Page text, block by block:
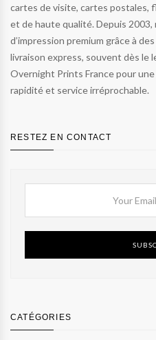
cartes de visite, cartes postales,
et de haute qualité. Depuis
d’impression premium grâce à
livraison express, souvent dès le
Overnight Prints France pour
rapidité et service irréprochable.
RESTEZ EN CONTACT
CATÉGORIES